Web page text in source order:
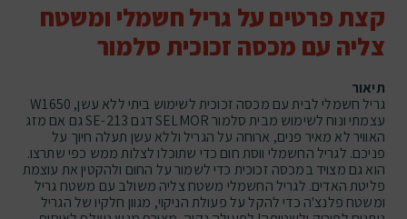
קצת פרטים על גריל חשמלי ומשטח
צליה עם מכסה זכוכית סלמור
תיאור
גריל חשמלי לבית עם מכסה זכוכית לשימוש ביתי ללא עשן, W1650
עצמתי ונוח לשימוש מבית סלמור SELMOR דגם SE-213 גם אם מזג
האוויר לא מאיר פנים, ארוחה על הגריל וללא עשן תעלה חיוך על
פניכם. לגריל החשמלי ווסת חום כדי שתוכלו לצלות ממש כפי שתרצו.
הוא גם מצויד במכסה זכוכית כדי לשמור על החום ולהקטין את עוצמת
פליטת האדים. לגריל החשמלי משטח צליה משולב עם משטח גריל
ומשטח פלנצ'ה כדי להקל על פעולת הניקוי, מגוון חלקיו של הגריל